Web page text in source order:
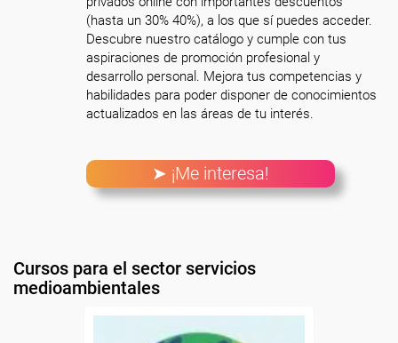
(hasta un 30% 40%), a los que sí puedes acceder.
Descubre nuestro catálogo y cumple con tus
aspiraciones de promoción profesional y
desarrollo personal. Mejora tus competencias y
habilidades para poder disponer de conocimientos
actualizados en las áreas de tu interés.
➤ ¡Me interesa!
Cursos para el sector servicios
medioambientales